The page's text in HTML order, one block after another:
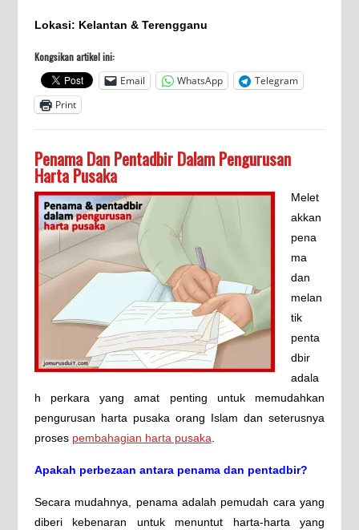
Lokasi: Kelantan & Terengganu
Kongsikan artikel ini:
Email
WhatsApp
Telegram
Print
Penama Dan Pentadbir Dalam Pengurusan
Harta Pusaka
Melet
akkan
pena
ma
dan
melan
tik
penta
dbir
adala
h perkara yang amat penting untuk memudahkan
pengurusan harta pusaka orang Islam dan seterusnya
proses pembahagian harta pusaka
Apakah perbezaan antara penama dan pentadbir?
Secara mudahnya, penama adalah pemudah cara yang
diberi kebenaran untuk menuntut harta-harta yang